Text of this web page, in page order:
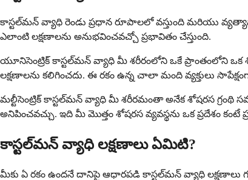
కాస్టల్‌మన్ వ్యాధి రెండు ప్రధాన రూపాలలో వస్తుంది మరియు
ఎలాంటి లక్షణాలను అనుభవించవచ్చో ప్రభావితం చేస్తుంది.
యూనిసెంట్రిక్ కాస్టల్‌మన్ వ్యాధి మీ శరీరంలోని ఒకే ప్రాంతంలోని
లక్షణాలను కలిగించదు. ఈ రకం ఉన్న చాలా మంది వ్యక్తులు
మల్టీసెంట్రిక్ కాస్టల్‌మన్ వ్యాధి మీ శరీరమంతా అనేక శోషరస గ్రంథి
అనిపించవచ్చు. ఇది మీ మొత్తం శోషరస వ్యవస్థను ఒక ప్రదేశం
కాస్టల్‌మన్ వ్యాధి లక్షణాలు ఏమిటి?
మీకు ఏ రకం ఉందనే దానిపై ఆధారపడి కాస్టల్‌మన్ వ్యాధి